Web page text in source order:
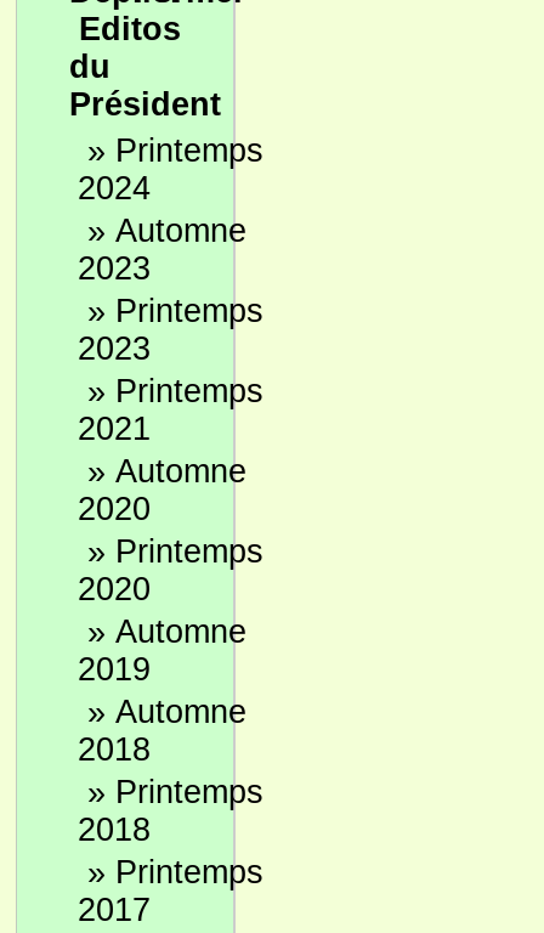
Editos
du
Président
» Printemps
2024
» Automne
2023
» Printemps
2023
» Printemps
2021
» Automne
2020
» Printemps
2020
» Automne
2019
» Automne
2018
» Printemps
2018
» Printemps
2017